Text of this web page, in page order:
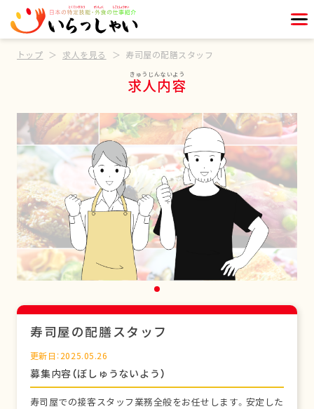
トップ 求人を見る 寿司屋の配膳スタッフ
求人内容
寿司屋の配膳スタッフ
更新日：2025.05.26
募集内容（ぼしゅうないよう）
寿司屋での接客スタッフ業務全般をお任せします。安定した